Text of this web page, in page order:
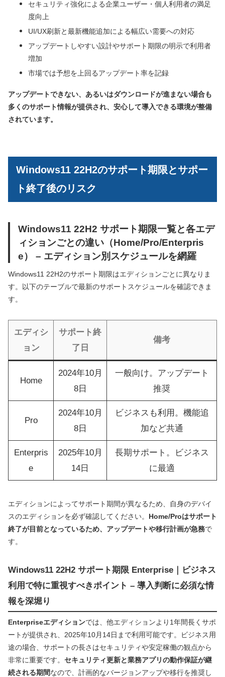
セキュリティ強化による企業ユーザー・個人利用者の満足
度向上
UI/UX刷新と最新機能追加による幅広い需要への対応
アップデートしやすい設計やサポート期限の明示で利用者
増加
市場では予想を上回るアップデート率を記録
アップデートできない、あるいはダウンロードが進まない場合も
多くのサポート情報が提供され、安心して導入できる環境が整備
されています。
Windows11 22H2のサポート期限とサポー
ト終了後のリスク
Windows11 22H2 サポート期限一覧と各エデ
ィションごとの違い（Home/Pro/Enterpris
e） – エディション別スケジュールを網羅
Windows11 22H2のサポート期限はエディションごとに異なりま
す。以下のテーブルで最新のサポートスケジュールを確認できま
す。
エディシ
ョン
サポート終
了日
備考
Home
2024年10月
8日
一般向け。アップデート
推奨
Pro
2024年10月
8日
ビジネスも利用。機能追
加など共通
Enterpris
e
2025年10月
14日
長期サポート。ビジネス
に最適
エディションによってサポート期間が異なるため、自身のデバイ
スのエディションを必ず確認してください。 Home/Proはサポート
終了が目前となっているため、アップデートや移行計画が急務で
す。
Windows11 22H2 サポート期限 Enterprise｜ビジネス
利用で特に重視すべきポイント – 導入判断に必須な情
報を深堀り
Enterpriseエディションでは、他エディションより1年間長くサポ
ートが提供され、2025年10月14日まで利用可能です。ビジネス用
途の場合、サポートの長さはセキュリティや安定稼働の観点から
非常に重要です。 セキュリティ更新と業務アプリの動作保証が継
続される期間なので、計画的なバージョンアップや移行を推奨し